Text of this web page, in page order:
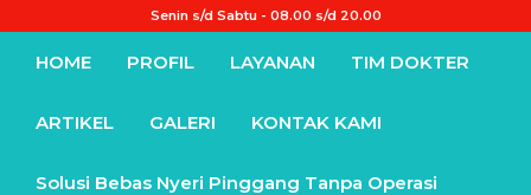
Senin s/d Sabtu - 08.00 s/d 20.00
HOME PROFIL LAYANAN TIM DOKTER
ARTIKEL GALERI KONTAK KAMI
Solusi Bebas Nyeri Pinggang Tanpa Operasi